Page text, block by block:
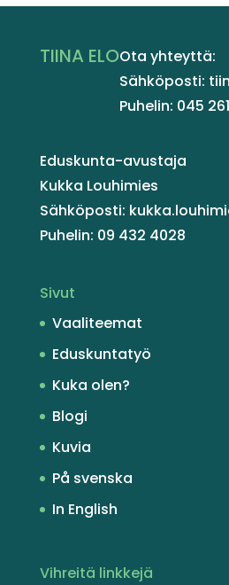
TIINA ELOOta yhteyttä:
Sähköposti:
Puhelin: 045
Eduskunta-avustaja
Kukka Louhimies
Sähköposti:
Puhelin: 09 432 4028
Sivut
Vaaliteemat
Eduskuntatyö
Kuka olen?
Blogi
Kuvia
På svenska
In English
Vihreitä linkkejä